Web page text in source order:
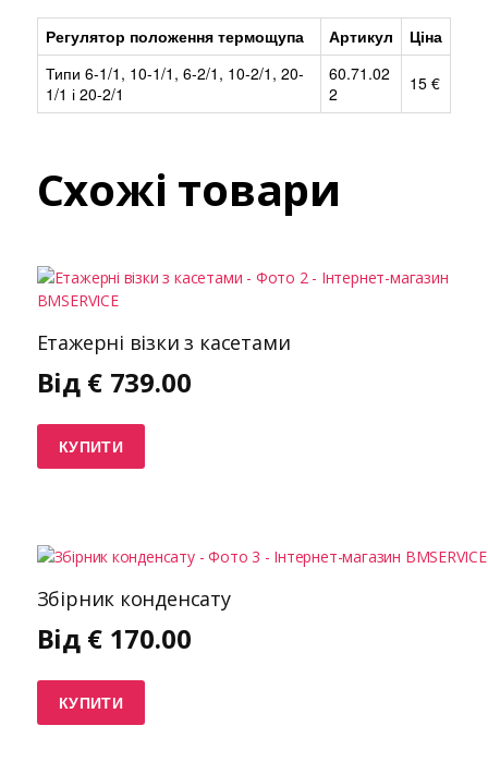
Регулятор положення термощупа Артикул
Ціна
Типи 6-1/1, 10-1/1, 6-2/1, 10-2/1, 20-
1/1 і 20-2/1
60.71.02
2
15 €
Схожі товари
Етажерні візки з касетами
Від € 739.00
КУПИТИ
Збірник конденсату
Від € 170.00
КУПИТИ